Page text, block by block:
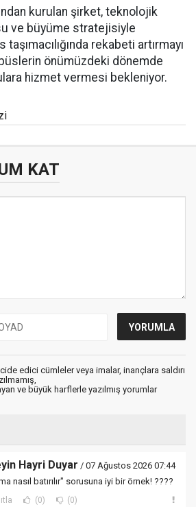
kurulan şirket, teknolojik
ve büyüme stratejisiyle
rekabeti artırmayı
önümüzdeki dönemde
hizmet vermesi bekleniyor.
KAT
edici cümleler veya imalar, inançlara saldırı
ve büyük harflerle yazılmış yorumlar
Hayri Duyar / 07 Ağustos 2026 07:44
nasıl batırılır" sorusuna iyi bir örnek! ????
(0) (0)